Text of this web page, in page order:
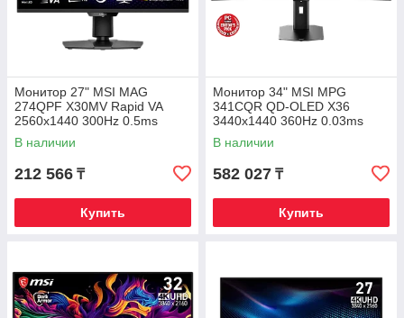
Монитор 27" MSI MAG
274QPF X30MV Rapid VA
2560x1440 300Hz 0.5ms
1000cd/m2 4500:1 2xHDMI
1xDP HAS
В наличии
212 566 ₸
Купить
Монитор 34" MSI MPG
341CQR QD-OLED X36
3440x1440 360Hz 0.03ms
1300cd/m2 1.5M:1 2xHDMI
1xDP 1xType-C
В наличии
582 027 ₸
Купить